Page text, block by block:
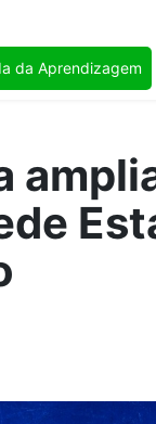
da Aprendizagem